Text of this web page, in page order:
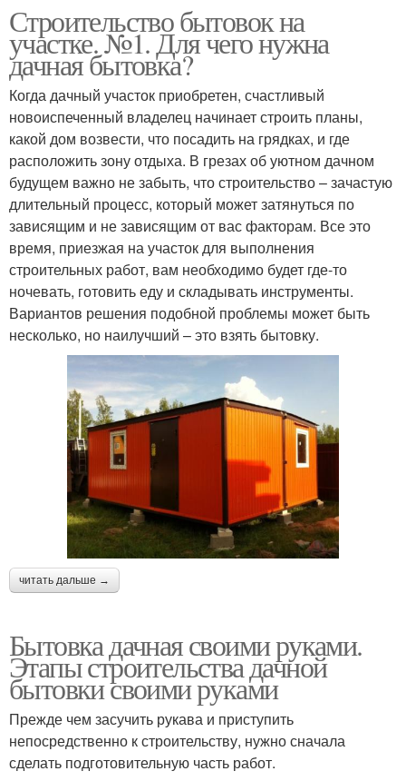
Строительство бытовок на
участке. №1. Для чего нужна
дачная бытовка?
Когда дачный участок приобретен, счастливый
новоиспеченный владелец начинает строить планы,
какой дом возвести, что посадить на грядках, и где
расположить зону отдыха. В грезах об уютном дачном
будущем важно не забыть, что строительство – зачастую
длительный процесс, который может затянуться по
зависящим и не зависящим от вас факторам. Все это
время, приезжая на участок для выполнения
строительных работ, вам необходимо будет где-то
ночевать, готовить еду и складывать инструменты.
Вариантов решения подобной проблемы может быть
несколько, но наилучший – это взять бытовку.
читать дальше →
Бытовка дачная своими руками.
Этапы строительства дачной
бытовки своими руками
Прежде чем засучить рукава и приступить
непосредственно к строительству, нужно сначала
сделать подготовительную часть работ.